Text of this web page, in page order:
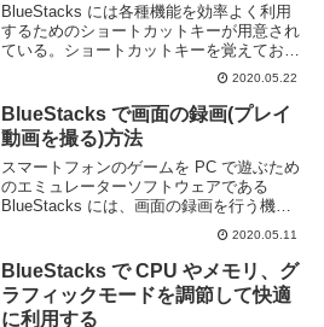
BlueStacks には各種機能を効率よく利用
するためのショートカットキーが用意され
ている。ショートカットキーを覚えておけ
ば利用したい機能を即座に呼び出す事がで
きる。このページでは BlueStacks で利用
可能なショートカットキーをま...
2020.05.22
BlueStacks で画面の録画(プレイ
動画を撮る)方法
スマートフォンのゲームを PC で遊ぶため
のエミュレーターソフトウェアである
BlueStacks には、画面の録画を行う機能
も用意されている。ゲームの様子を動画に
撮れば SNS や YouTube などへ共有するこ
とができる。このページで...
2020.05.11
BlueStacks で CPU やメモリ、グ
ラフィックモードを調節して快適
に利用する